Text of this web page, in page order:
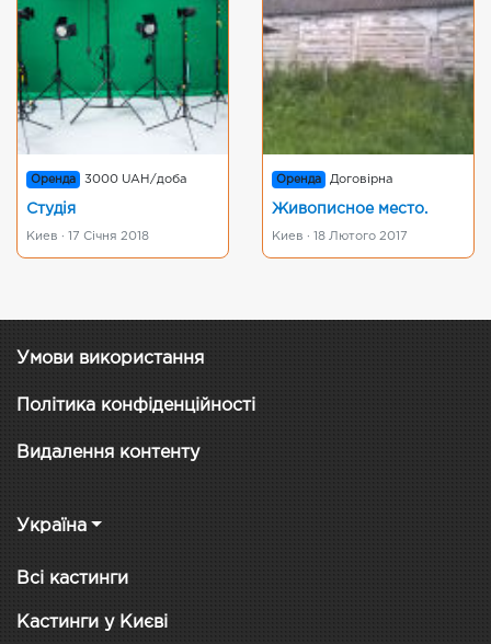
Оренда 3000 UAH/доба
Студія
Киев · 17 Січня 2018
Оренда Договірна
Живописное место.
Киев · 18 Лютого 2017
Умови використання
Політика конфіденційності
Видалення контенту
Україна
Всі кастинги
Кастинги у Києві